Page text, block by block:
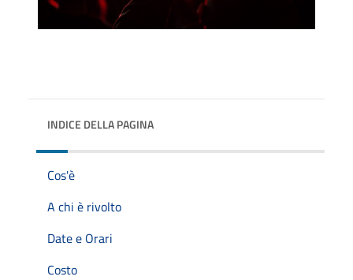
INDICE DELLA PAGINA
Cos'è
A chi è rivolto
Date e Orari
Costo